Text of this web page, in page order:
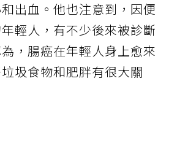
出血。他也注意到，因便
輕人，有不少後來被診斷
，腸癌在年輕人身上愈來
圾食物和肥胖有很大關